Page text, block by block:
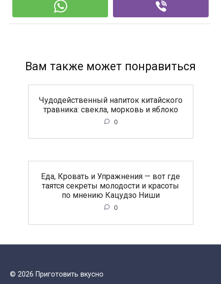
Вам также может понравиться
Чудодейственный напиток китайского
травника: свекла, морковь и яблоко
0
Еда, Кровать и Упражнения — вот где
таятся секреты молодости и красоты
по мнению Кацудзо Ниши
0
© 2026 Приготовить вкусно